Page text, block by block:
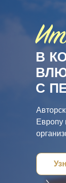
В
С
Европу